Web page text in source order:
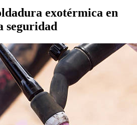
exotérmica en
seguridad